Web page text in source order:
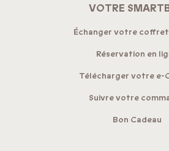
VOTRE
Échanger votre
Réservation en
Télécharger votre e-
Suivre votre
Bon Cadeau